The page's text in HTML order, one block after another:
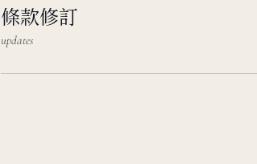
條款修訂
updates